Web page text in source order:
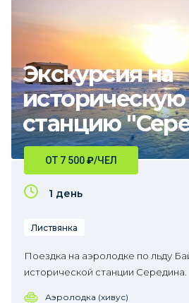
Экскурсия на
историческую
станцию
ОТ 7 500₽/ЧЕЛ
1 день
Листвянка
Поездка на аэролодке по льду
исторической станции Середина.
Аэролодка (хивус)